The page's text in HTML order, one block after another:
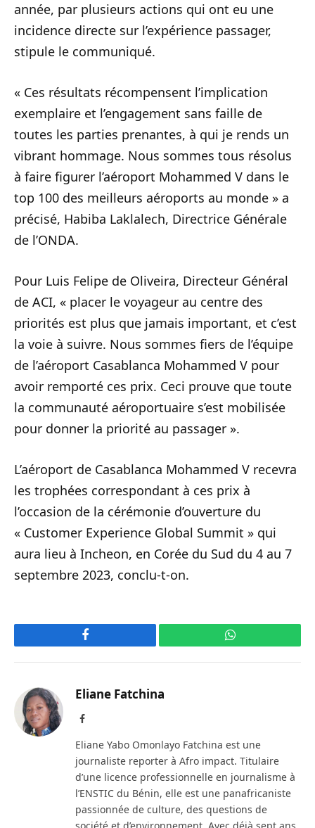
année, par plusieurs actions qui ont eu une
incidence directe sur l’expérience passager,
stipule le communiqué.
« Ces résultats récompensent l’implication
exemplaire et l’engagement sans faille de
toutes les parties prenantes, à qui je rends un
vibrant hommage. Nous sommes tous résolus
à faire figurer l’aéroport Mohammed V dans le
top 100 des meilleurs aéroports au monde » a
précisé, Habiba Laklalech, Directrice Générale
de l’ONDA.
Pour Luis Felipe de Oliveira, Directeur Général
de ACI, « placer le voyageur au centre des
priorités est plus que jamais important, et c’est
la voie à suivre. Nous sommes fiers de l’équipe
de l’aéroport Casablanca Mohammed V pour
avoir remporté ces prix. Ceci prouve que toute
la communauté aéroportuaire s’est mobilisée
pour donner la priorité au passager ».
L’aéroport de Casablanca Mohammed V recevra
les trophées correspondant à ces prix à
l’occasion de la cérémonie d’ouverture du
« Customer Experience Global Summit » qui
aura lieu à Incheon, en Corée du Sud du 4 au 7
septembre 2023, conclu-t-on.
Facebook WhatsApp
Eliane Fatchina
Facebook
Eliane Yabo Omonlayo Fatchina est une
journaliste reporter à Afro impact. Titulaire
d’une licence professionnelle en journalisme à
l’ENSTIC du Bénin, elle est une panafricaniste
passionnée de culture, des questions de
société et d’environnement. Avec déjà sept ans